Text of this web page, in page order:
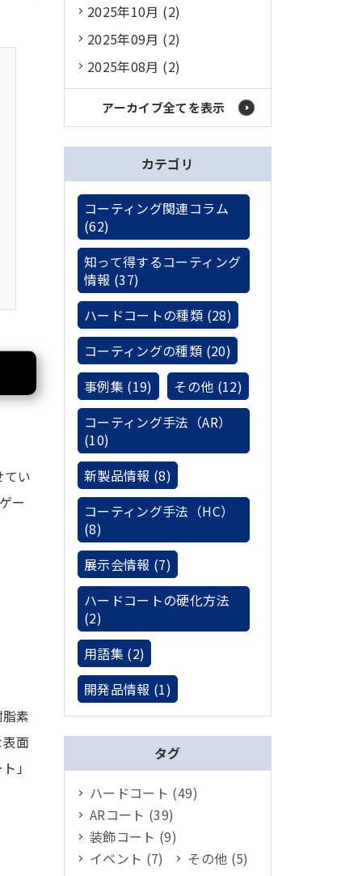
い
ー
素
面
」
2025年10月 (2)
2025年09月 (2)
2025年08月 (2)
アーカイブ全てを表示
カテゴリ
コーティング関連コラム
(62)
知って得するコーティング
情報 (37)
ハードコートの種類 (28)
コーティングの種類 (20)
事例集 (19)
その他 (12)
コーティング手法（AR）
(10)
新製品情報 (8)
コーティング手法（HC）
(8)
展示会情報 (7)
ハードコートの硬化方法
(2)
用語集 (2)
開発品情報 (1)
タグ
ハードコート (49)
ARコート (39)
装飾コート (9)
イベント (7)
その他 (5)